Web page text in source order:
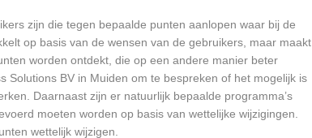
zijn die tegen bepaalde punten aanlopen waar bij de
op basis van de wensen van de gebruikers, maar maakt
worden ontdekt, die op een andere manier beter
BV in Muiden om te bespreken of het mogelijk is
Daarnaast zijn er natuurlijk bepaalde programma’s
moeten worden op basis van wettelijke wijzigingen.
wettelijk wijzigen.